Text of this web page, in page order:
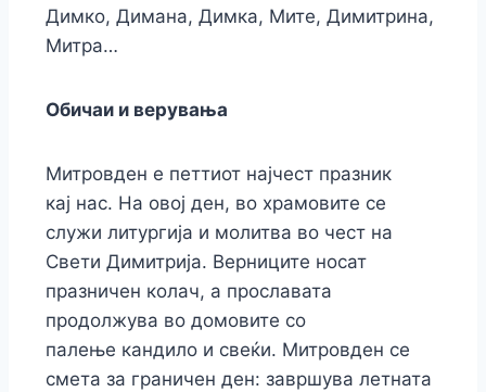
Димко, Димана, Димка, Мите, Димитрина,
Митра…
Обичаи и верувања
Митровден е петтиот најчест празник
кај нас. На овој ден, во храмовите се
служи литургија и молитва во чест на
Свети Димитрија. Верниците носат
празничен колач, а прославата
продолжува во домовите со
палење кандило и свеќи. Митровден се
смета за граничен ден: завршува летната